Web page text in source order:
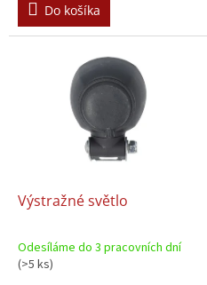
Do košíka
Výstražné světlo
Odesíláme do 3 pracovních dní
(>5 ks)